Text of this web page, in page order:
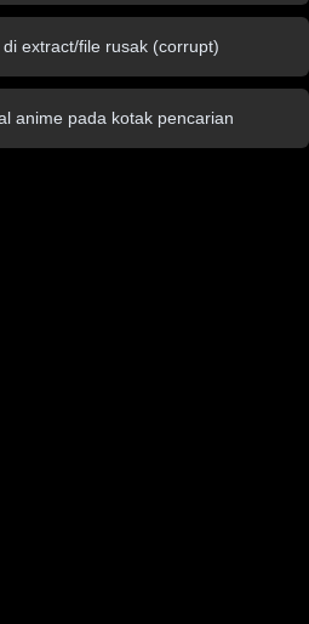
extract/file rusak (corrupt)
anime pada kotak pencarian